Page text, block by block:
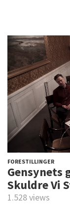
FORESTILLINGER
Gensynets
Skuldre Vi
1.528 views